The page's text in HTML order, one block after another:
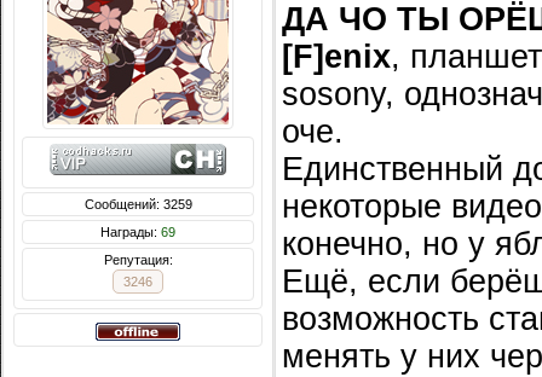
Сообщений: 3259
Награды: 69
Репутация:
3246
ДА ЧО ТЫ
[F]enix,
sosony,
оче.
Единственный
некоторые
конечно, но у
Ещё, если
возможность
менять у них